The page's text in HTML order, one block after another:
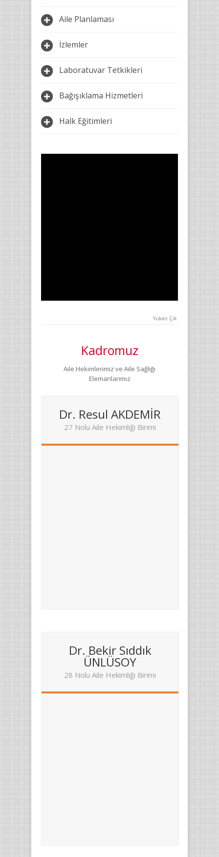
Aile Planlaması
İzlemler
Laboratuvar Tetkikleri
Bağışıklama Hizmetleri
Halk Eğitimleri
Yukarı Çık
Kadromuz
Aile Hekimlerimiz ve Aile Sağlığı
Elemanlarımız
Dr. Resul AKDEMİR
27 Nolu Aile Hekimliği Birimi
Dr. Bekir Sıddık
ÜNLÜSOY
28 Nolu Aile Hekimliği Birimi